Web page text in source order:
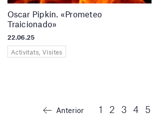
Oscar Pipkin. «Prometeo
Traicionado»
22.06.25
Activitats, Visites
Anterior 1 2 3 4 5